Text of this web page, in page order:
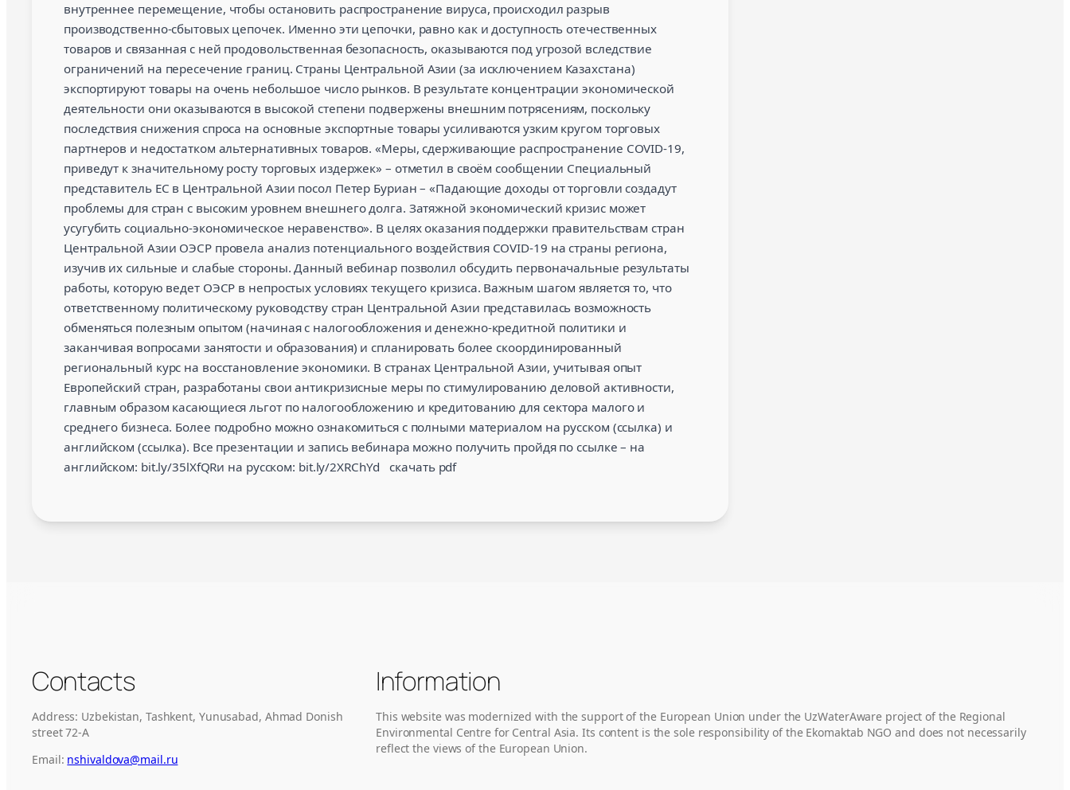
внутреннее перемещение, чтобы остановить распространение вируса, происходил разрыв
производственно-сбытовых цепочек. Именно эти цепочки, равно как и доступность отечественных
товаров и связанная с ней продовольственная безопасность, оказываются под угрозой вследствие
ограничений на пересечение границ. Страны Центральной Азии (за исключением Казахстана)
экспортируют товары на очень небольшое число рынков. В результате концентрации экономической
деятельности они оказываются в высокой степени подвержены внешним потрясениям, поскольку
последствия снижения спроса на основные экспортные товары усиливаются узким кругом торговых
партнеров и недостатком альтернативных товаров. «Меры, сдерживающие распространение COVID-19,
приведут к значительному росту торговых издержек» – отметил в своём сообщении Специальный
представитель ЕС в Центральной Азии посол Петер Буриан – «Падающие доходы от торговли создадут
проблемы для стран с высоким уровнем внешнего долга. Затяжной экономический кризис может
усугубить социально-экономическое неравенство». В целях оказания поддержки правительствам стран
Центральной Азии ОЭСР провела анализ потенциального воздействия COVID-19 на страны региона,
изучив их сильные и слабые стороны. Данный вебинар позволил обсудить первоначальные результаты
работы, которую ведет ОЭСР в непростых условиях текущего кризиса. Важным шагом является то, что
ответственному политическому руководству стран Центральной Азии представилась возможность
обменяться полезным опытом (начиная с налогообложения и денежно-кредитной политики и
заканчивая вопросами занятости и образования) и спланировать более скоординированный
региональный курс на восстановление экономики. В странах Центральной Азии, учитывая опыт
Европейский стран, разработаны свои антикризисные меры по стимулированию деловой активности,
главным образом касающиеся льгот по налогообложению и кредитованию для сектора малого и
среднего бизнеса. Более подробно можно ознакомиться с полными материалом на русском (ссылка) и
английском (ссылка). Все презентации и запись вебинара можно получить пройдя по ссылке – на
английском: bit.ly/35lXfQRи на русском: bit.ly/2XRChYd скачать pdf
Contacts
Address: Uzbekistan, Tashkent, Yunusabad, Ahmad Donish
street 72-A
Email: nshivaldova@mail.ru
Information
This website was modernized with the support of the European Union under the UzWaterAware project of the Regional
Environmental Centre for Central Asia. Its content is the sole responsibility of the Ekomaktab NGO and does not necessarily
reflect the views of the European Union.